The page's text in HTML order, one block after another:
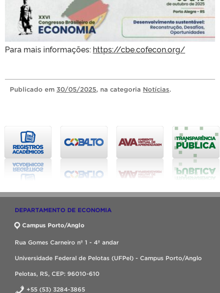
Para mais informações: https://cbe.cofecon.org/
Publicado em 30/05/2025, na categoria Notícias.
DEPARTAMENTO DE ECONOMIA
Campus Porto/Anglo
Rua Gomes Carneiro nº 1 - 4º andar
Universidade Federal de Pelotas (UFPel) - Campus Porto/Anglo
Pelotas, RS, CEP: 96010-610
+55 (53) 3284-3865